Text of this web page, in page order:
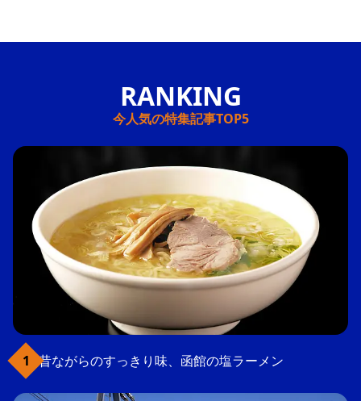
今人気の特集記事TOP5
昔ながらのすっきり味、函館の塩ラーメン